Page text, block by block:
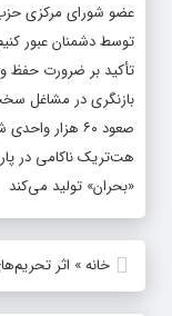
عضو شورای مرکزی
توسط دشمنان عبور
تأکید بر ضرورت حفظ
بازنگری در مشاغل
صعود ۶۰ هزار واحدی شاخص بورس
هت‌تریک ناکامی در
«بحران» تولید می‌کند
خانه» اثر